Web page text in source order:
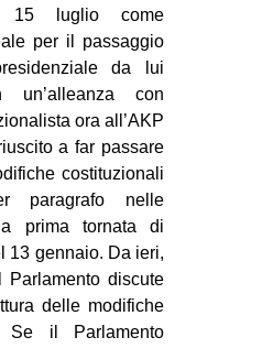
ALL’ABITARE
ARTE
15 luglio come
per il passaggio
da lui
con
ora all’AKP
a far passare
costituzionali
paragrafo nelle
prima tornata di
13 gennaio. Da ieri,
discute
delle modifiche
Se il Parlamento